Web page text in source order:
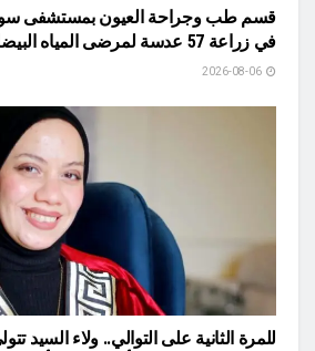
قسم طب وجراحة العيون بمستشفى
في زراعة 57 عدسة لمرضى المياه البيضاء
للمرة الثانية على التوالي.. ولاء السيد